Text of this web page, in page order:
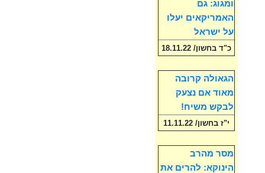
ומגוג: גם
האמריקאים יעלו
על ישראל
כ"ד בחשון/ 18.11.22
הגאולה קרובה
מאוד אם נצעק
לבקש משיח!
י"ז בחשון/ 11.11.22
מסר מהרב
הינוקא: להרים את